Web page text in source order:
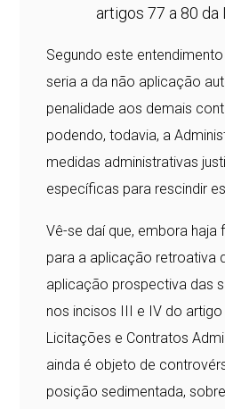
artigos 77 a 80 da
Segundo este
seria a da não aplicação
penalidade aos demais
podendo, todavia, a
medidas administrativas
específicas para rescindir
Vê-se daí que, embora haja
para a aplicação retroativa
aplicação prospectiva das
nos incisos III e IV do artigo
Licitações e Contratos
ainda é objeto de
posição sedimentada,